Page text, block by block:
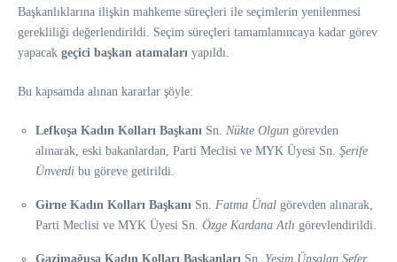
Başkanlıklarına ilişkin mahkeme süreçleri ile seçimlerin yenilenmesi
gerekliliği değerlendirildi. Seçim süreçleri tamamlanıncaya kadar görev
yapacak geçici başkan atamaları yapıldı.
Bu kapsamda alınan kararlar şöyle:
Lefkoşa Kadın Kolları Başkanı Sn. Nükte Olgun görevden
alınarak, eski bakanlardan, Parti Meclisi ve MYK Üyesi Sn. Şerife
Ünverdi bu göreve getirildi.
Girne Kadın Kolları Başkanı Sn. Fatma Ünal görevden alınarak,
Parti Meclisi ve MYK Üyesi Sn. Özge Kardana Atlı görevlendirildi.
Gazimağusa Kadın Kolları Başkanları Sn. Yeşim Ünsalan Sefer